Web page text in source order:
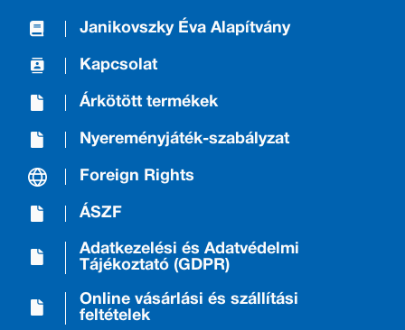
Janikovszky Éva Alapítvány
Kapcsolat
Árkötött termékek
Nyereményjáték-szabályzat
Foreign Rights
ÁSZF
Adatkezelési és Adatvédelmi
Tájékoztató (GDPR)
Online vásárlási és szállítási
feltételek